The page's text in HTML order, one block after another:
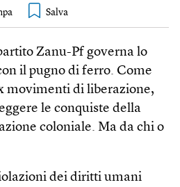
Zanu-Pf governa lo
il pugno di ferro. Come
movimenti di liberazione,
le conquiste della
coloniale. Ma da chi o
dei diritti umani